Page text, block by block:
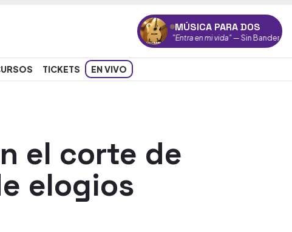
MÚSICA PARA DOS
"Entra en mi vida" — Sin Bandera
TICKETS EN VIVO
el corte de
elogios